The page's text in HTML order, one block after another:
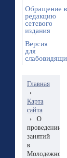
Обращение в
редакцию
сетевого
издания
Версия
для
Главная
›
Карта
сайта
›
О
проведении
занятий
в
Молодежной